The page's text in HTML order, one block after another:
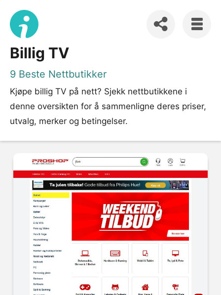
Billig TV
9 Beste Nettbutikker
Kjøpe billig TV på nett? Sjekk nettbutikkene i
denne oversikten for å sammenligne deres priser,
utvalg, merker og betingelser.